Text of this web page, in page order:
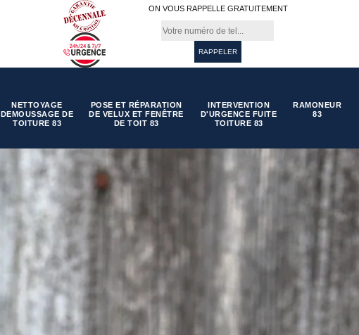
ON VOUS RAPPELLE GRATUITEMENT
NETTOYAGE
DEMOUSSAGE DE
TOITURE 83
POSE ET RÉPARATION
DE VELUX ET FENÊTRE
DE TOIT 83
INTERVENTION
D'URGENCE FUITE
TOITURE 83
RAMONEUR
83